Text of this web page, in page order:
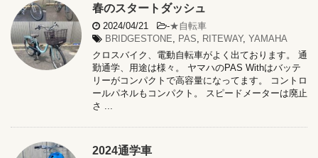
春のスタートダッシュ
2024/04/21 -★自転車
BRIDGESTONE, PAS, RITEWAY, YAMAHA
クロスバイク、電動自転車がよく出ております。 通
勤通学、用途は様々。 ヤマハのPAS Withはバッテ
リーがコンパクトで高容量になってます。 コントロ
ールパネルもコンパクト。 スピードメーターは廃止
さ ...
2024通学車